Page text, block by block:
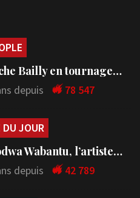
Bailly en tournage…
depuis 78 547
DU JOUR
Wabantu, l’artiste…
depuis 42 789